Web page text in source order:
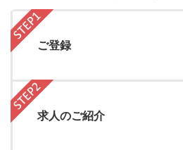
ご登録
求人のご紹介